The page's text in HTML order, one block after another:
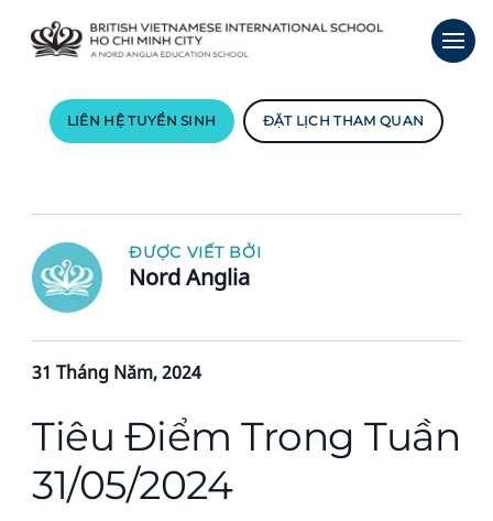
LIÊN HỆ TUYỂN SINH ĐẶT LỊCH THAM QUAN
ĐƯỢC VIẾT BỞI
Nord Anglia
31 Tháng Năm, 2024
Tiêu Điểm Trong Tuần
31/05/2024